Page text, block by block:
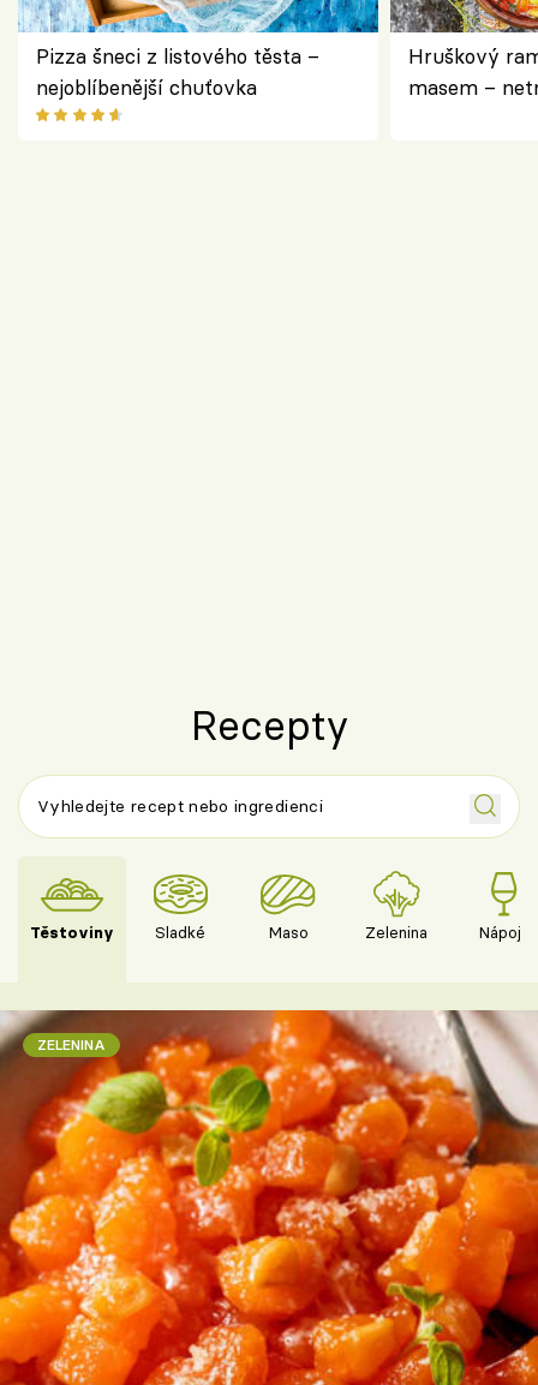
Pizza šneci z listového těsta –
nejoblíbenější chuťovka
Hruškový
masem –
Recepty
Těstoviny Sladké Maso Zelenina Nápoje
ZELENINA